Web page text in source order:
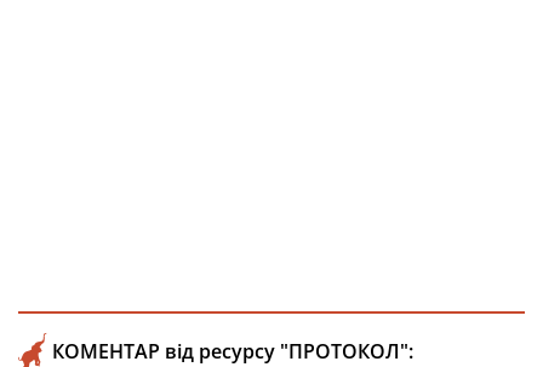
КОМЕНТАР від ресурсу "ПРОТОКОЛ":